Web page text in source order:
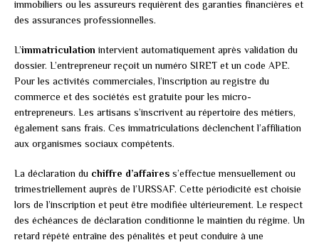
immobiliers ou les assureurs requièrent des garanties financières et
des assurances professionnelles.
L’immatriculation intervient automatiquement après validation du
dossier. L’entrepreneur reçoit un numéro SIRET et un code APE.
Pour les activités commerciales, l’inscription au registre du
commerce et des sociétés est gratuite pour les micro-
entrepreneurs. Les artisans s’inscrivent au répertoire des métiers,
également sans frais. Ces immatriculations déclenchent l’affiliation
aux organismes sociaux compétents.
La déclaration du chiffre d’affaires s’effectue mensuellement ou
trimestriellement auprès de l’URSSAF. Cette périodicité est choisie
lors de l’inscription et peut être modifiée ultérieurement. Le respect
des échéances de déclaration conditionne le maintien du régime. Un
retard répété entraîne des pénalités et peut conduire à une